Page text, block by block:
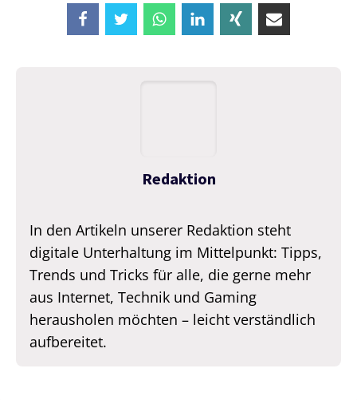
Redaktion
In den Artikeln unserer Redaktion steht
digitale Unterhaltung im Mittelpunkt: Tipps,
Trends und Tricks für alle, die gerne mehr
aus Internet, Technik und Gaming
herausholen möchten – leicht verständlich
aufbereitet.